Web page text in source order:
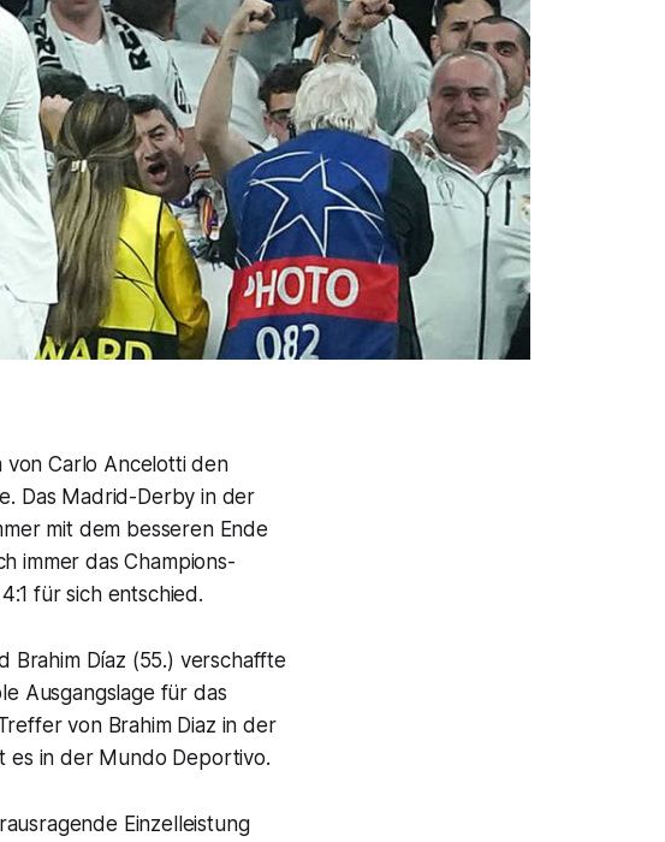
von Carlo Ancelotti den
Das Madrid-Derby in der
mit dem besseren Ende
immer das Champions-
für sich entschied.
Brahim Díaz (55.) verschaffte
Ausgangslage für das
von Brahim Diaz in der
es in der Mundo Deportivo.
Einzelleistung